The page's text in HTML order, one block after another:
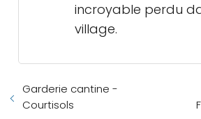
incroyable perdu
village.
Garderie cantine -
Courtisols